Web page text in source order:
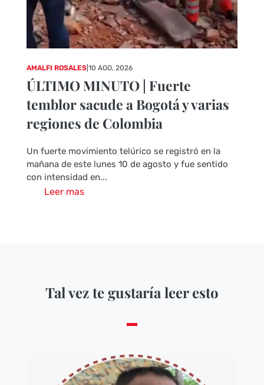
AMALFI ROSALES| 10 AGO, 2026
ÚLTIMO MINUTO | Fuerte
temblor sacude a Bogotá y varias
regiones de Colombia
Un fuerte movimiento telúrico se registró en la
mañana de este lunes 10 de agosto y fue sentido
con intensidad en...
Leer mas
Tal vez te gustaría leer esto